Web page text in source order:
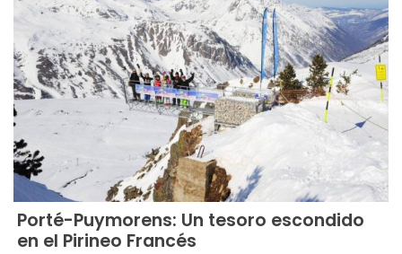
Porté-Puymorens: Un tesoro escondido
en el Pirineo Francés